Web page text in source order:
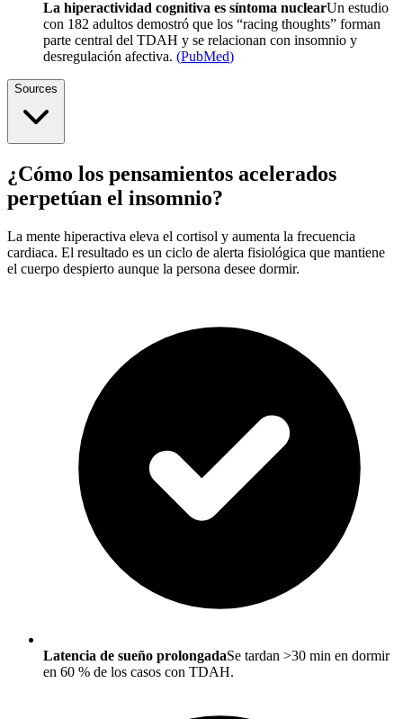
La hiperactividad cognitiva es síntoma nuclearUn estudio
con 182 adultos demostró que los “racing thoughts” forman
parte central del TDAH y se relacionan con insomnio y
desregulación afectiva. (PubMed)
Sources
¿Cómo los pensamientos acelerados
perpetúan el insomnio?
La mente hiperactiva eleva el cortisol y aumenta la frecuencia
cardiaca. El resultado es un ciclo de alerta fisiológica que mantiene
el cuerpo despierto aunque la persona desee dormir.
Latencia de sueño prolongadaSe tardan >30 min en dormir
en 60 % de los casos con TDAH.